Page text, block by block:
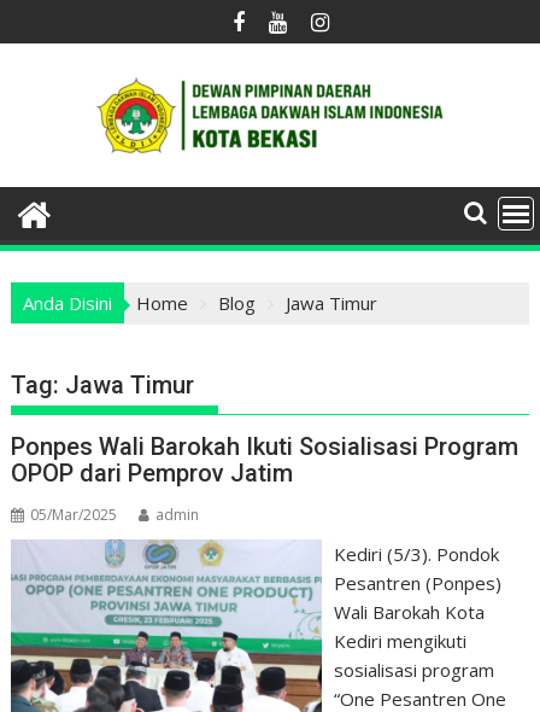
to
Anda Disini Home Blog Jawa Timur
Tag: Jawa Timur
Ponpes Wali Barokah Ikuti Sosialisasi Program
OPOP dari Pemprov Jatim
05/Mar/2025 admin
Kediri (5/3). Pondok
Pesantren (Ponpes)
Wali Barokah Kota
Kediri mengikuti
sosialisasi program
“One Pesantren One